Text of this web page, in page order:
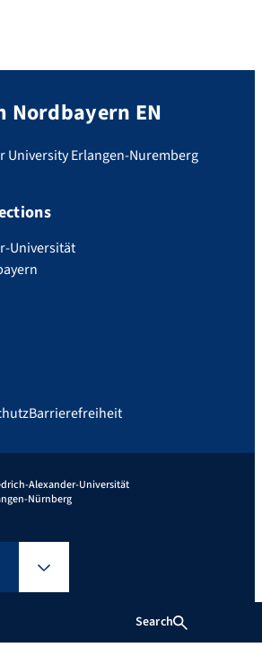
Search
Nordbayern EN
University Erlangen-Nuremberg
Universität
Barrierefreiheit
Alexander-Universität
Nürnberg